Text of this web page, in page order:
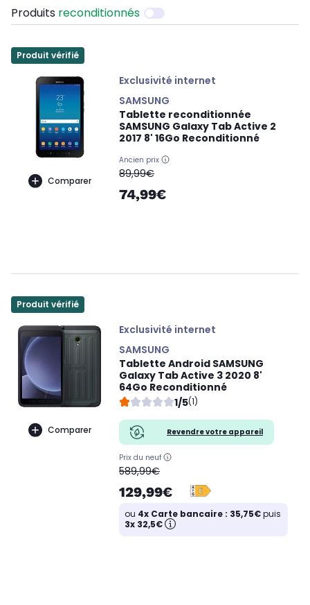
Produits reconditionnés
Produit vérifié
Comparer
Exclusivité internet
SAMSUNG
Tablette reconditionnée
SAMSUNG Galaxy Tab Active 2
2017 8' 16Go Reconditionné
Ancien prix
oldPrice
89,99€
74,99€
Produit vérifié
Comparer
Exclusivité internet
SAMSUNG
Tablette Android SAMSUNG
Galaxy Tab Active 3 2020 8'
64Go Reconditionné
1/5(1)
Revendre votre appareil
Prix du neuf
oldPrice
589,99€
129,99€
ou 4x Carte bancaire : 35,75€puis
3x 32,5€